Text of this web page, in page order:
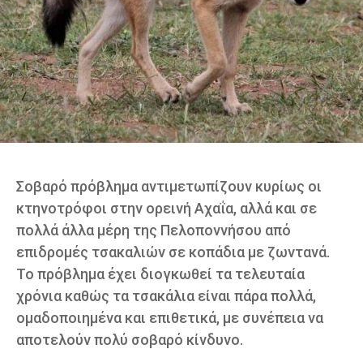
Σοβαρό πρόβλημα αντιμετωπίζουν κυρίως οι
κτηνοτρόφοι στην ορεινή Αχαΐα, αλλά και σε
πολλά άλλα μέρη της Πελοποννήσου από
επιδρομές τσακαλιών σε κοπάδια με ζωντανά.
Το πρόβλημα έχει διογκωθεί τα τελευταία
χρόνια καθώς τα τσακάλια είναι πάρα πολλά,
ομαδοποιημένα και επιθετικά, με συνέπεια να
αποτελούν πολύ σοβαρό κίνδυνο.